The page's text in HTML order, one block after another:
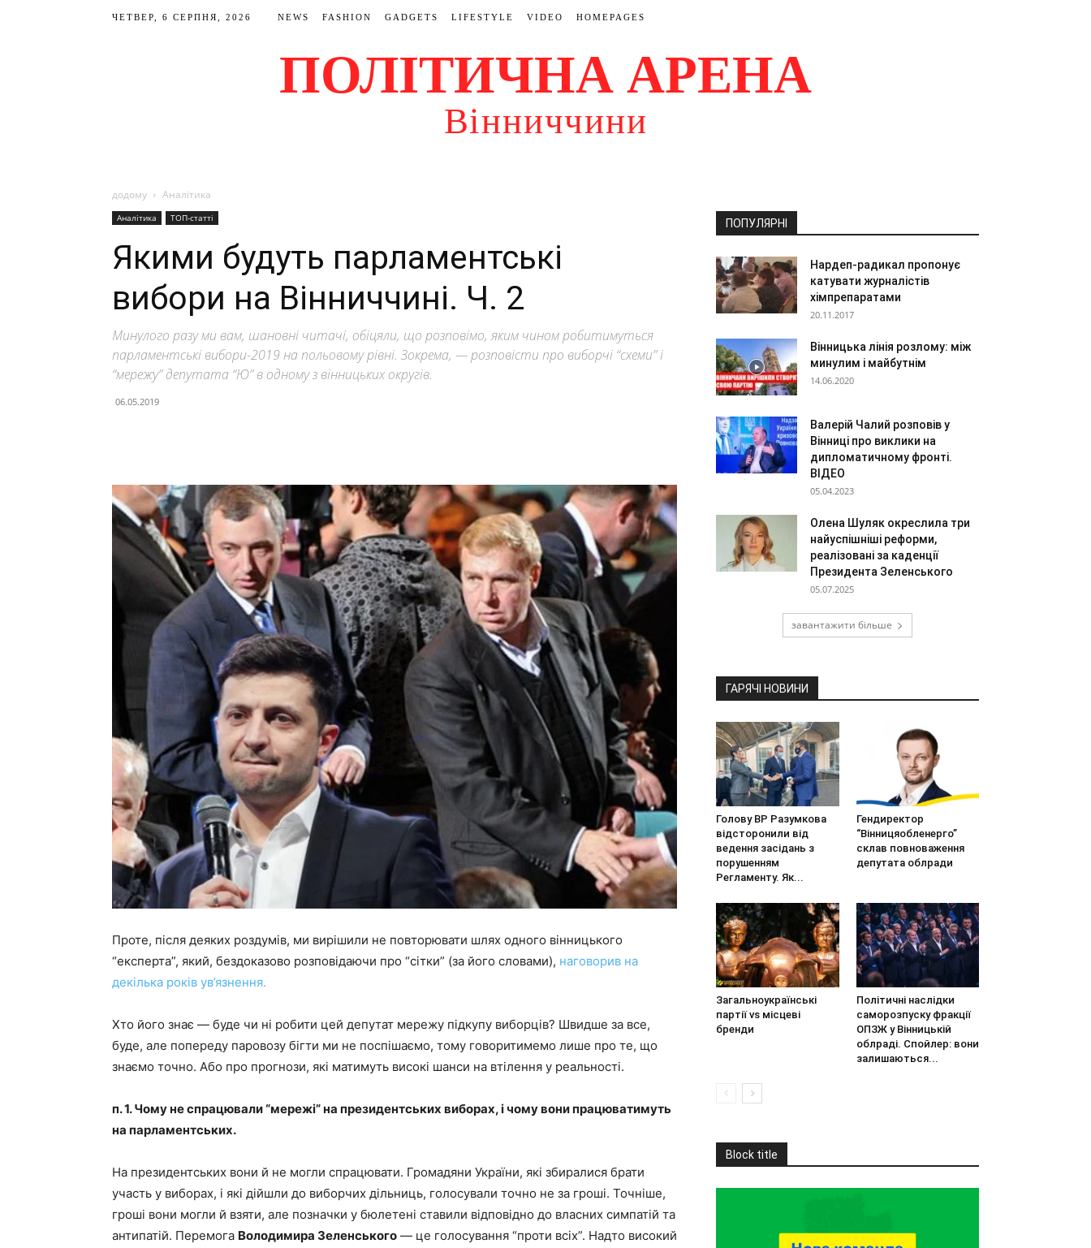
ЧЕТВЕР, 6 СЕРПНЯ, 2026 NEWS FASHION GADGETS LIFESTYLE VIDEO HOMEPAGES
ПОЛІТИЧНА АРЕНА
Вінниччини
додому Аналітика
Аналітика ТОП-статті
Якими будуть парламентські
вибори на Вінниччині. Ч. 2
Минулого разу ми вам, шановні читачі, обіцяли, що розповімо, яким чином робитимуться
парламентські вибори-2019 на польовому рівні. Зокрема, — розповісти про виборчі “схеми” і
“мережу” депутата “Ю” в одному з вінницьких округів.
06.05.2019
Проте, після деяких роздумів, ми вирішили не повторювати шлях одного вінницького
“експерта”, який, бездоказово розповідаючи про “сітки” (за його словами), наговорив на
декілька років ув’язнення.
Хто його знає — буде чи ні робити цей депутат мережу підкупу виборців? Швидше за все,
буде, але попереду паровозу бігти ми не поспішаємо, тому говоритимемо лише про те, що
знаємо точно. Або про прогнози, які матимуть високі шанси на втілення у реальності.
п. 1. Чому не спрацювали “мережі” на президентських виборах, і чому вони працюватимуть
на парламентських.
На президентських вони й не могли спрацювати. Громадяни України, які збиралися брати
участь у виборах, і які дійшли до виборчих дільниць, голосували точно не за гроші. Точніше,
гроші вони могли й взяти, але позначки у бюлетені ставили відповідно до власних симпатій та
антипатій. Перемога Володимира Зеленського — це голосування “проти всіх”. Надто високий
ПОПУЛЯРНІ
Нардеп-радикал пропонує
катувати журналістів
хімпрепаратами
20.11.2017
Вінницька лінія розлому: між
минулим і майбутнім
14.06.2020
Валерій Чалий розповів у
Вінниці про виклики на
дипломатичному фронті.
ВІДЕО
05.04.2023
Олена Шуляк окреслила три
найуспішніші реформи,
реалізовані за каденції
Президента Зеленського
05.07.2025
завантажити більше
ГАРЯЧІ НОВИНИ
Голову ВР Разумкова
відсторонили від
ведення засідань з
порушенням
Регламенту. Як...
Гендиректор
“Вінницяобленерго”
склав повноваження
депутата облради
Загальноукраїнські
партії vs місцеві
бренди
Політичні наслідки
саморозпуску фракції
ОПЗЖ у Вінницькій
облраді. Спойлер: вони
залишаються...
Block title